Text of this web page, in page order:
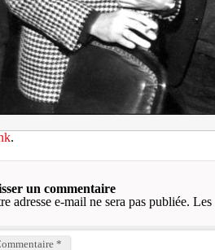
.
un commentaire
adresse e-mail ne sera pas publiée. Les
*